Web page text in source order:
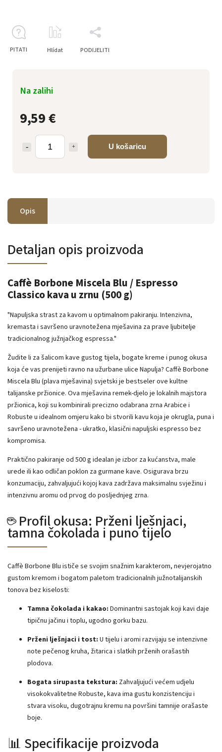
9,59 €
U košaricu
Na zalihi
PITATI Hlídat PODIJELITI
Opis
Detaljan opis proizvoda
Caffè Borbone Miscela Blu / Espresso
Classico kava u zrnu (500 g)
"Napuljska strast za kavom u optimalnom pakiranju. Intenzivna,
kremasta i savršeno uravnotežena mješavina za prave ljubitelje
tradicionalnog južnjačkog espressa."
Žudite li za šalicom kave gustog tijela, bogate kreme i punog okusa
koja će vas prenijeti ravno na užurbane ulice Napulja? Caffè Borbone
Miscela Blu (plava mješavina) svjetski je bestseler ove kultne
talijanske pržionice. Ova mješavina remek-djelo je lokalnih majstora
pržionica, koji su kombinirali precizno odabrana zrna Arabice i
Robuste u idealnom omjeru kako bi stvorili kavu koja je okrugla, puna i
savršeno uravnotežena - ukratko, klasični napuljski espresso bez
kompromisa.
Praktično pakiranje od 500 g idealan je izbor za kućanstva, male
urede ili kao odličan poklon za gurmane kave. Osigurava brzu
konzumaciju, zahvaljujući kojoj kava zadržava maksimalnu svježinu i
intenzivnu aromu od prvog do posljednjeg zrna.
☕ Profil okusa: Prženi lješnjaci,
tamna čokolada i puno tijelo
Caffè Borbone Blu ističe se svojim snažnim karakterom, nevjerojatno
gustom kremom i bogatom paletom tradicionalnih južnotalijanskih
tonova bez kiselosti:
Tamna čokolada i kakao: Dominantni sastojak koji kavi daje
tipičnu jačinu i toplu, ugodno gorku bazu.
Prženi lješnjaci i tost: U tijelu i aromi razvijaju se intenzivne
note pečenog kruha, žitarica i slatkih prženih orašastih
plodova.
Bogata sirupasta tekstura: Zahvaljujući većem udjelu
visokokvalitetne Robuste, kava ima gustu konzistenciju i
stvara visoku, dugotrajnu kremu na površini tamnije orašaste
boje.
📊 Specifikacije proizvoda